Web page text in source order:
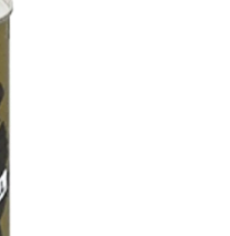
EPOXIDOVÁ
500G
Kč